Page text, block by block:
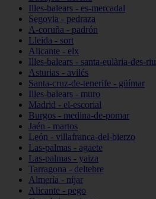
Illes-balears - es-mercadal
Segovia - pedraza
A-coruña - padrón
Lleida - sort
Alicante - elx
Illes-balears - santa-eulària-des-riu
Asturias - avilés
Santa-cruz-de-tenerife - güímar
Illes-balears - muro
Madrid - el-escorial
Burgos - medina-de-pomar
Jaén - martos
León - villafranca-del-bierzo
Las-palmas - agaete
Las-palmas - yaiza
Tarragona - deltebre
Almería - níjar
Alicante - pego